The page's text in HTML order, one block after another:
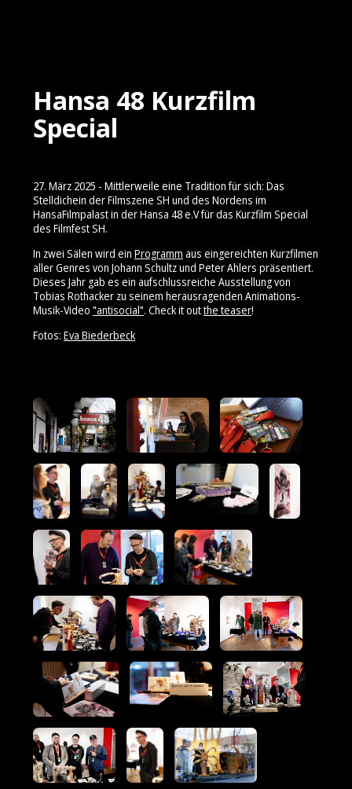
Hansa 48 Kurzfilm
Special
27. März 2025 - Mittlerweile eine Tradition für sich: Das
Stelldichein der Filmszene SH und des Nordens im
HansaFilmpalast in der Hansa 48 e.V für das Kurzfilm Special
des Filmfest SH.
In zwei Sälen wird ein Programm aus eingereichten Kurzfilmen
aller Genres von Johann Schultz und Peter Ahlers präsentiert.
Dieses Jahr gab es ein aufschlussreiche Ausstellung von
Tobias Rothacker zu seinem herausragenden Animations-
Musik-Video "antisocial". Check it outthe teaser!
Fotos: Eva Biederbeck